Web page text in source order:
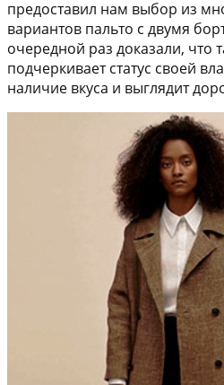
предоставил нам выбор из
вариантов пальто с двумя
очередной раз доказали, что
подчеркивает статус своей
наличие вкуса и выглядит